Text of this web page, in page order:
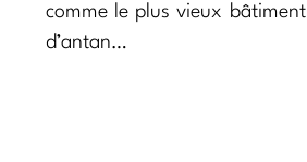
comme le plus vieux
d’antan…